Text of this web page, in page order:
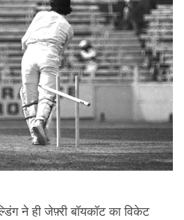
ने ही जेफ़्री बॉयकॉट का विकेट